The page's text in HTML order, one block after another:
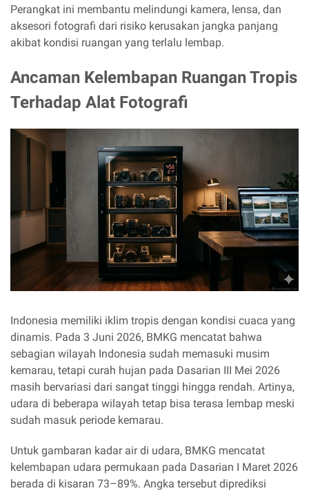
Perangkat ini membantu melindungi kamera, lensa, dan
aksesori fotografi dari risiko kerusakan jangka panjang
akibat kondisi ruangan yang terlalu lembap.
Ancaman Kelembapan Ruangan Tropis
Terhadap Alat Fotografi
Indonesia memiliki iklim tropis dengan kondisi cuaca yang
dinamis. Pada 3 Juni 2026, BMKG mencatat bahwa
sebagian wilayah Indonesia sudah memasuki musim
kemarau, tetapi curah hujan pada Dasarian III Mei 2026
masih bervariasi dari sangat tinggi hingga rendah. Artinya,
udara di beberapa wilayah tetap bisa terasa lembap meski
sudah masuk periode kemarau.
Untuk gambaran kadar air di udara, BMKG mencatat
kelembapan udara permukaan pada Dasarian I Maret 2026
berada di kisaran 73–89%. Angka tersebut diprediksi